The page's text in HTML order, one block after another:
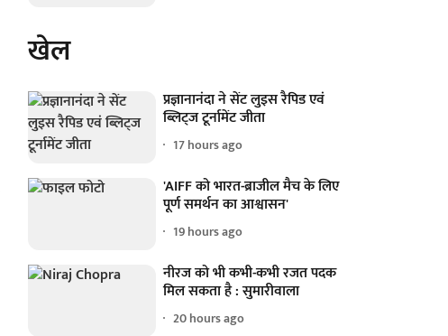
खेल
प्रज्ञानानंदा ने सेंट लुइस रैपिड एवं
ब्लिट्ज टूर्नामेंट जीता
17 hours ago
'AIFF को भारत-ब्राजील मैच के लिए
पूर्ण समर्थन का आश्वासन'
19 hours ago
नीरज को भी कभी-कभी रजत पदक
मिल सकता है : सुमारीवाला
20 hours ago